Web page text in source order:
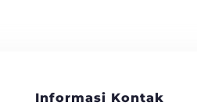
Informasi Kontak